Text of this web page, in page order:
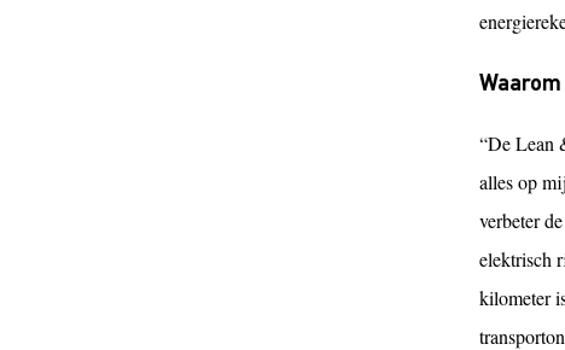
“De Lean
alles op
verbeter
elektrisch
kilometer